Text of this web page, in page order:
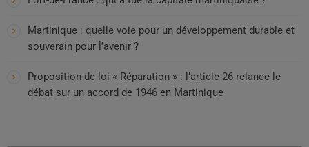
Martinique : quelle voie pour un développement durable et
souverain pour l’avenir ?
Proposition de loi « Réparation » : l’article 26 relance le
débat sur un accord de 1946 en Martinique